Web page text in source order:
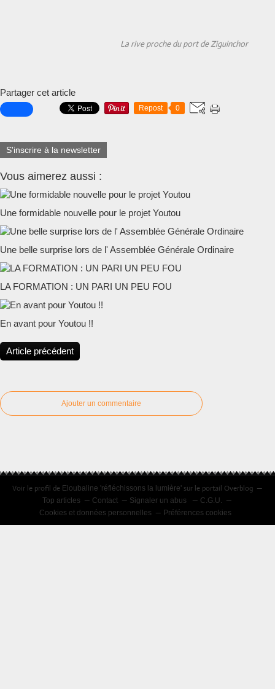
La rive proche du port de Ziguinchor
Partager cet article
Repost 0
S'inscrire à la newsletter
Vous aimerez aussi :
Une formidable nouvelle pour le projet Youtou
Une belle surprise lors de l' Assemblée Générale Ordinaire
LA FORMATION : UN PARI UN PEU FOU
En avant pour Youtou !!
Article précédent
Ajouter un commentaire
Voir le profil de Eloubaline 'réfléchissons la lumière' sur le portail Overblog
Top articles Contact Signaler un abus
C.G.U.
Cookies et données personnelles
Préférences cookies